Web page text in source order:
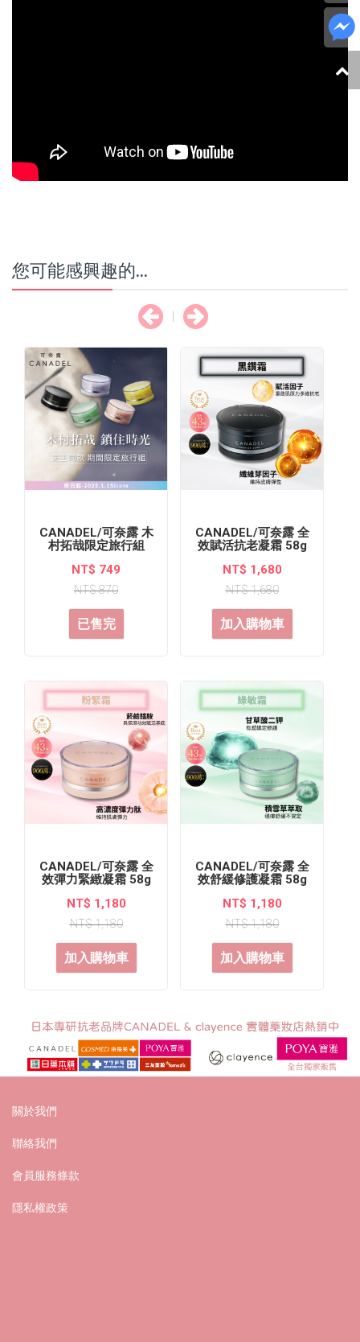
您可能感興趣的...
CANADEL/可奈露 木
村拓哉限定旅行組
NT$ 749
NT$ 870
已售完
CANADEL/可奈露 全
效賦活抗老凝霜 58g
NT$ 1,680
NT$ 1,680
加入購物車
CANADEL/可奈露 全
效彈力緊緻凝霜 58g
NT$ 1,180
NT$ 1,180
加入購物車
CANADEL/可奈露 全
效舒緩修護凝霜 58g
NT$ 1,180
NT$ 1,180
加入購物車
關於我們
聯絡我們
會員服務條款
隱私權政策